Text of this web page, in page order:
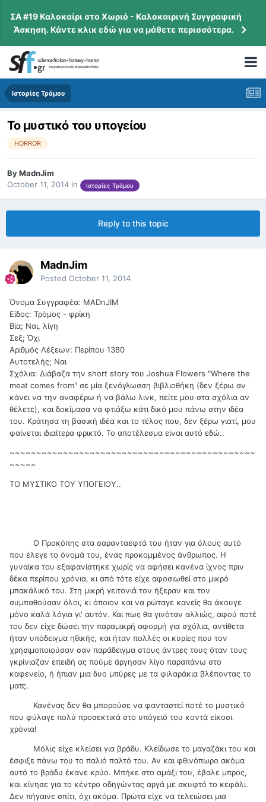
ΣΑ #19 Καλοκαίρι στο Χωριό - Καλοκαιρινή Συγγραφική
Άσκηση. Κάντε κλικ εδώ για να μάθετε περισσότερα.
Ιστορίες Τρόμου
Το μυστικό του υπογείου
HORROR
ByMadnJim
October 11, 2014 in Ιστορίες Τρόμου
Reply to this topic
MadnJim
Posted October 11, 2014
Όνομα Συγγραφέα: MADnJIM
Είδος: Τρόμος - φρίκη
Βία; Ναι, λίγη
Σεξ; Όχι
Αριθμός Λέξεων: Περίπου 1380
Αυτοτελής; Ναι
Σχόλια: Διάβαζα την short story του Joshua Flowers "Where the
meat comes from" σε μία ξενόγλωσση βιβλιοθήκη (δεν ξέρω αν
κάνει να την αναφέρω ή να βάλω λινκ, πείτε μου στα σχόλια αν
θέλετε), και δοκίμασα να φτιάξω κάτι δικό μου πάνω στην ιδέα
του. Κράτησα τη βασική ιδέα και το τέλος που, δεν ξέρω γιατί, μου
φαίνεται ιδιαίτερα φρικτό. Το αποτέλεσμα είναι αυτό εδώ..
~~~~~~~~~~~~~~~~~~~~~~~~~~~~~~~~~~~~~~~~~~~~~~
~~~~~
ΤΟ ΜΥΣΤΙΚΟ ΤΟΥ ΥΠΟΓΕΙΟΥ..
Ο Προκόπης στα σαρανταεφτά του ήταν για όλους αυτό
που έλεγε το όνομά του, ένας προκομμένος άνθρωπος. Η
γυναίκα του εξαφανίστηκε χωρίς να αφήσει κανένα ίχνος πριν
δέκα περίπου χρόνια, κι από τότε είχε αφοσιωθεί στο μικρό
μπακάλικό του. Στη μικρή γειτονιά τον ήξεραν και τον
συμπαθούσαν όλοι, κι όποιον και να ρώταγε κανείς θα άκουγε
μόνο καλά λόγια γι' αυτόν. Και πως θα γινόταν αλλιώς, αφού ποτέ
του δεν είχε δώσει την παραμικρή αφορμή για σχόλια, αντίθετα
ήταν υπόδειγμα ηθικής, και ήταν πολλές οι κυρίες που τον
χρησιμοποιούσαν σαν παράδειγμα στους άντρες τους όταν τους
γκρίνιαζαν επειδή ας πούμε άργησαν λίγο παραπάνω στο
καφενείο, ή ήπιαν μια δυο μπύρες με τα φιλαράκια βλέποντας το
ματς.
Κανένας δεν θα μπορούσε να φανταστεί ποτέ το μυστικό
που φύλαγε πολύ προσεκτικά στο υπόγειό του κοντά είκοσι
χρόνια!
Μόλις είχε κλείσει για βράδυ. Κλείδωσε το μαγαζάκι του και
έσφιξε πάνω του το παλιό παλτό του. Αν και φθινόπωρο ακόμα
αυτό το βράδυ έκανε κρύο. Μπήκε στο αμάξι του, έβαλε μπρος,
και κίνησε για το κέντρο οδηγώντας αργά με σκυφτό το κεφάλι.
Δεν πήγαινε σπίτι, όχι ακόμα. Πρώτα είχε να τελειώσει μια